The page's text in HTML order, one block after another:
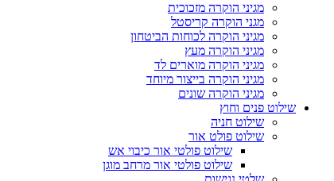
מגיני הוקרה מזכוכית
מגני הוקרה קריסטל
מגיני הוקרה לכוחות הביטחון
מגיני הוקרה מעץ
מגיני הוקרה מוארים לד
מגיני הוקרה בייצור מיוחד
מגיני הוקרה שונים
שילוט פנים וחוץ
שילוט חניה
שילוט פולט אור
שילוט פולטי אור כיבוי אש
שילוט פולטי אור מרחב מוגן